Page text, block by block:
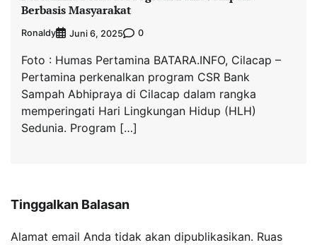
Berbasis Masyarakat
Ronaldy Juni 6, 2025 0
Foto : Humas Pertamina BATARA.INFO, Cilacap –
Pertamina perkenalkan program CSR Bank
Sampah Abhipraya di Cilacap dalam rangka
memperingati Hari Lingkungan Hidup (HLH)
Sedunia. Program […]
Tinggalkan Balasan
Alamat email Anda tidak akan dipublikasikan. Ruas